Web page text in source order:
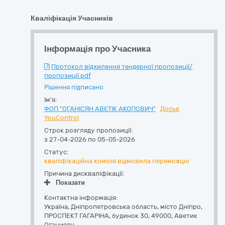
Кваліфікація Учасників
Інформація про Учасника
Протокол відхилення тендерної пропозиції/
пропозиції.pdf
Рішення підписано
Ім'я:
ФОП "ОГАНІСЯН АВЄТІК АКОПОВИЧ"
Досьє
YouControl
Строк розгляду пропозиції:
з 27-04-2026 по 05-05-2026
Статус:
кваліфікаційна комісія відмовила переможцю
Причина дискваліфікації:
Показати
Контактна інформація:
Україна, Дніпропетровська область, місто Дніпро,
ПРОСПЕКТ ГАГАРІНА, будинок 30, 49000, Аветик